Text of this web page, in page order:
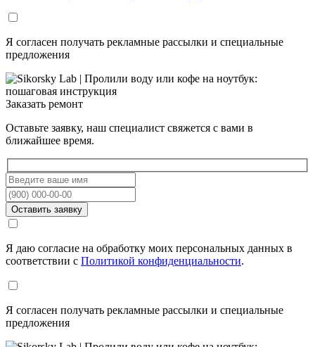
Я согласен получать рекламные рассылки и специальные
предложения
Заказать ремонт
Оставьте заявку, наш специалист свяжется с вами в
ближайшее время.
Я даю согласие на обработку моих персональных данных в
соответствии с Политикой конфиденциальности.
Я согласен получать рекламные рассылки и специальные
предложения